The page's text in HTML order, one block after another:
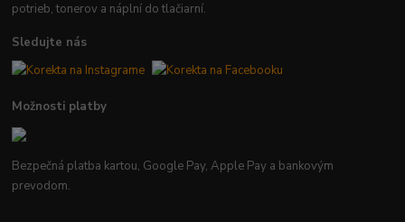
potrieb, tonerov a náplní do tlačiarní.
Sledujte nás
Možnosti platby
Bezpečná platba kartou, Google Pay, Apple Pay a bankovým
prevodom.